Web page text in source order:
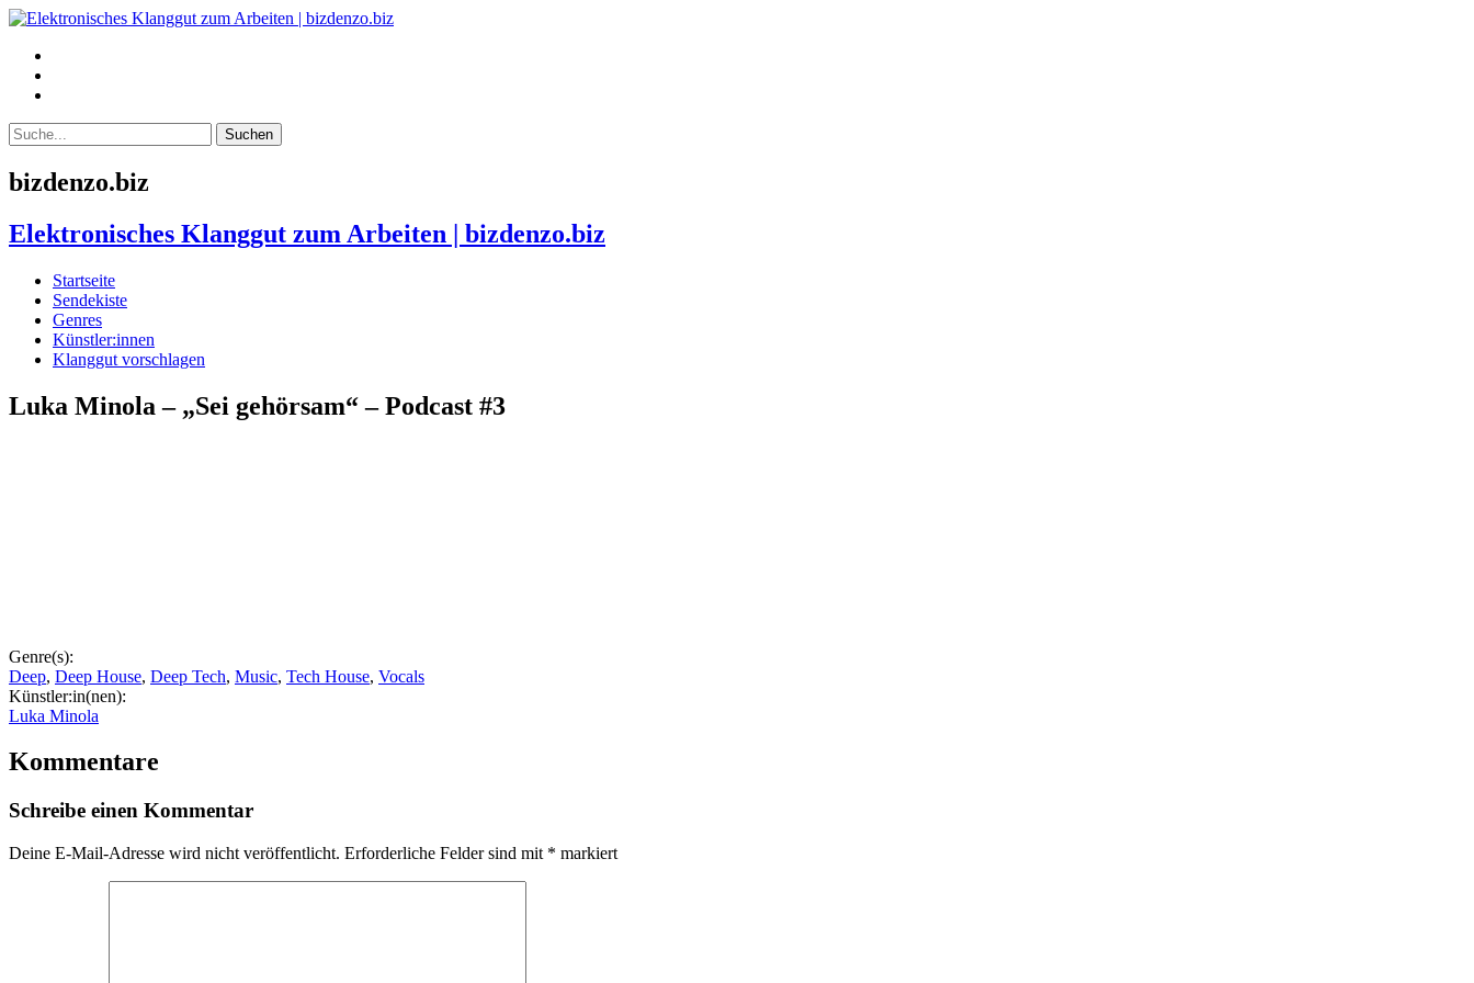
bizdenzo.biz
Elektronisches Klanggut zum Arbeiten | bizdenzo.biz
Startseite
Sendekiste
Genres
Künstler:innen
Klanggut vorschlagen
Luka Minola – „Sei gehörsam“ – Podcast #3
Genre(s):
Deep, Deep House, Deep Tech, Music, Tech House, Vocals
Künstler:in(nen):
Luka Minola
Kommentare
Schreibe einen Kommentar
Deine E-Mail-Adresse wird nicht veröffentlicht. Erforderliche Felder sind mit * markiert